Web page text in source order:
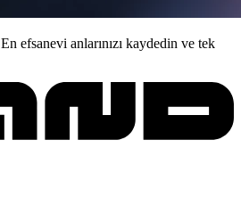
En efsanevi anlarınızı kaydedin ve tek